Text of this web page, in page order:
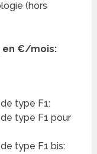
(hors
en €/mois:
type F1:
type F1 pour
type F1 bis: